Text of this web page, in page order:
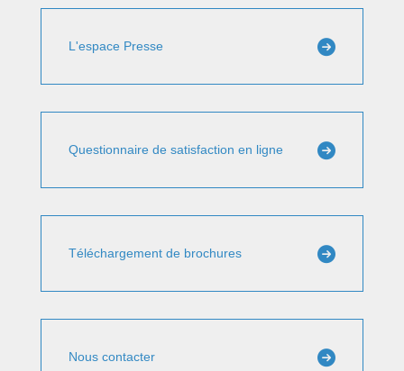
L'espace Presse
Questionnaire de satisfaction en ligne
Téléchargement de brochures
Nous contacter